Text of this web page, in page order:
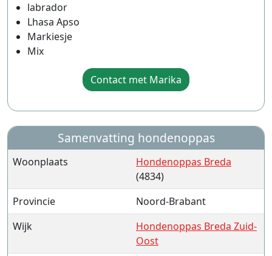
labrador
Lhasa Apso
Markiesje
Mix
Contact met Marika
Samenvatting hondenoppas
Woonplaats
Hondenoppas Breda
(4834)
Provincie
Noord-Brabant
Wijk
Hondenoppas Breda Zuid-
Oost